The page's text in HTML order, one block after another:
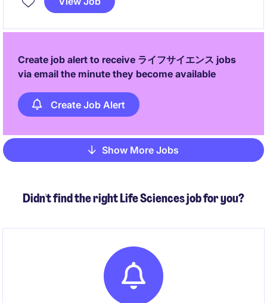
Create job alert to receive ライフサイエンス jobs
via email the minute they become available
Create Job Alert
Pagination
Show More Jobs
Didn't find the right Life Sciences job for you?